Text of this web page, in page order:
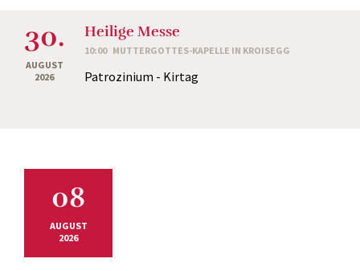
30.
AUGUST
2026
Heilige Messe
10:00 MUTTERGOTTES-KAPELLE IN KROISEGG
Patrozinium - Kirtag
08
AUGUST
2026